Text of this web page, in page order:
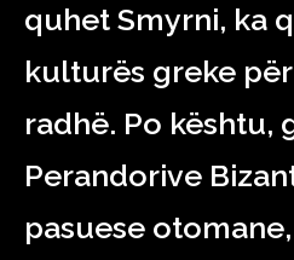
quhet Smyrni, ka
kulturës greke
radhë. Po kështu,
Perandorive
pasuese